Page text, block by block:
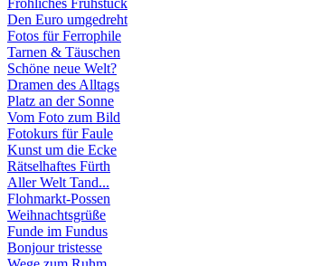
Den Euro umgedreht
Fotos für Ferrophile
Tarnen & Täuschen
Schöne neue Welt?
Dramen des Alltags
Platz an der Sonne
Vom Foto zum Bild
Fotokurs für Faule
Kunst um die Ecke
Rätselhaftes Fürth
Aller Welt Tand...
Flohmarkt-Possen
Weihnachtsgrüße
Funde im Fundus
Bonjour tristesse